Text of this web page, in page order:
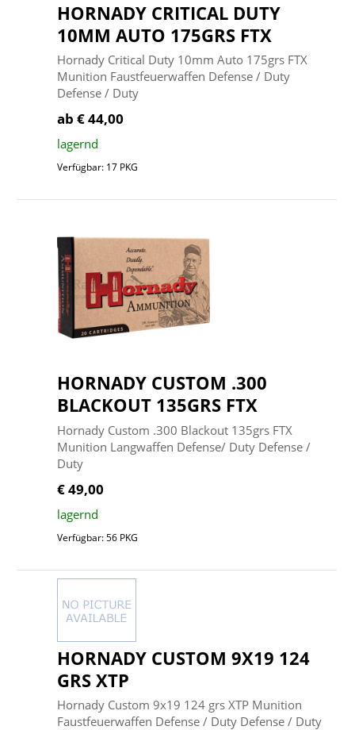
HORNADY CRITICAL DUTY
10MM AUTO 175GRS FTX
Hornady Critical Duty 10mm Auto 175grs FTX
Munition Faustfeuerwaffen Defense / Duty
Defense / Duty
ab € 44,00
lagernd
Verfügbar: 17 PKG
HORNADY CUSTOM .300
BLACKOUT 135GRS FTX
Hornady Custom .300 Blackout 135grs FTX
Munition Langwaffen Defense/ Duty Defense /
Duty
€ 49,00
lagernd
Verfügbar: 56 PKG
HORNADY CUSTOM 9X19 124
GRS XTP
Hornady Custom 9x19 124 grs XTP Munition
Faustfeuerwaffen Defense / Duty Defense / Duty